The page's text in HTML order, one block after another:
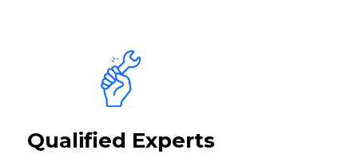
Qualified Experts